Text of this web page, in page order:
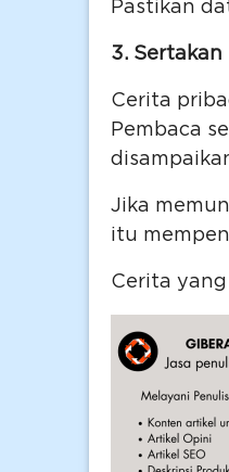
Pastikan
3. Sertakan
Cerita
Pembaca
Jika
itu
Cerita